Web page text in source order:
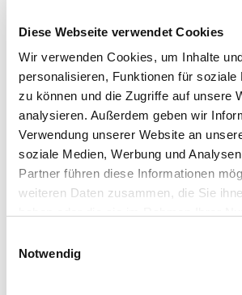
Diese Webseite verwendet Cookies
Wir verwenden Cookies, um Inhalte
personalisieren, Funktionen für soziale
zu können und die Zugriffe auf unsere
analysieren. Außerdem geben wir
Verwendung unserer Website an
soziale Medien, Werbung und
Partner führen diese Informationen
weiteren Daten zusammen, die Sie
Notwendig
Ähnliche Rezepte